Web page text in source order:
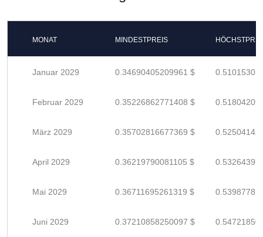
MONAT MINDESTPREIS
Januar 2029 0.34690405209961 $
Februar 2029 0.35226862771408 $
März 2029 0.35702816677369 $
April 2029 0.36219790081105 $
Mai 2029 0.36711695261319 $
Juni 2029 0.37210858250097 $